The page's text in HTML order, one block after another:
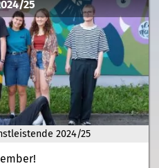
2024/25
25